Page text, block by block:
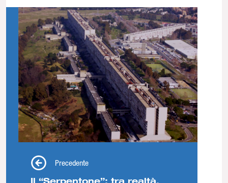
Precedente
Il “Serpentone”: tra realtà,